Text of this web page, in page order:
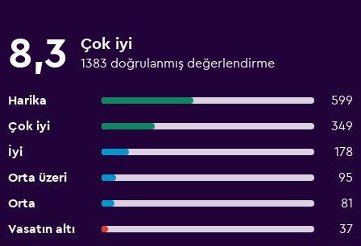
8,3 Çok iyi
1383 doğrulanmış değerlendirme
Harika
599
Çok iyi
349
İyi
178
Orta üzeri
95
Orta
81
Vasatın altı
37